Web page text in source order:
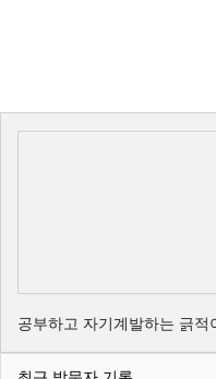
공부하고 자기계발하는 긁적